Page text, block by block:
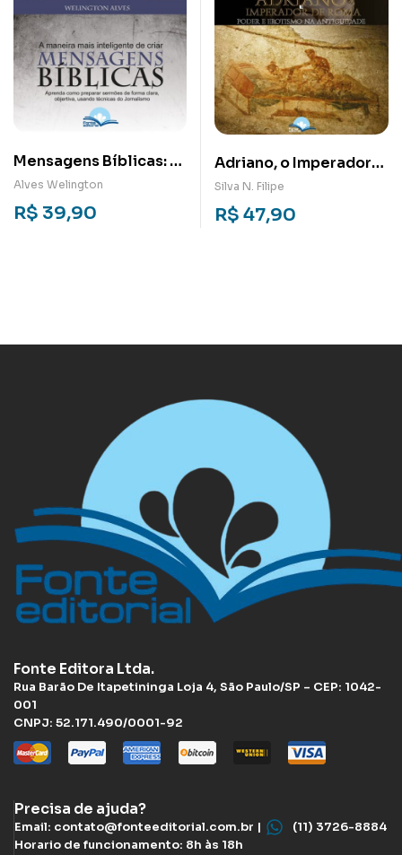
Mensagens Bíblicas: A
maneira mais
inteligente de criar
Alves Welington
R$ 39,90
Adriano, o Imperador
de Roma: O Poder e
Erotismo na
Antiguidade
Silva N. Filipe
R$ 47,90
Fonte Editora Ltda.
Rua Barão De Itapetininga Loja 4, São Paulo/SP – CEP: 1042-
001
CNPJ: 52.171.490/0001-92
Precisa de ajuda?
Email: contato@fonteeditorial.com.br |
(11) 3726-8884
Horario de funcionamento: 8h às 18h